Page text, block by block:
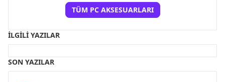
TÜM PC AKSESUARLARI
İLGILI YAZILAR
SON YAZILAR